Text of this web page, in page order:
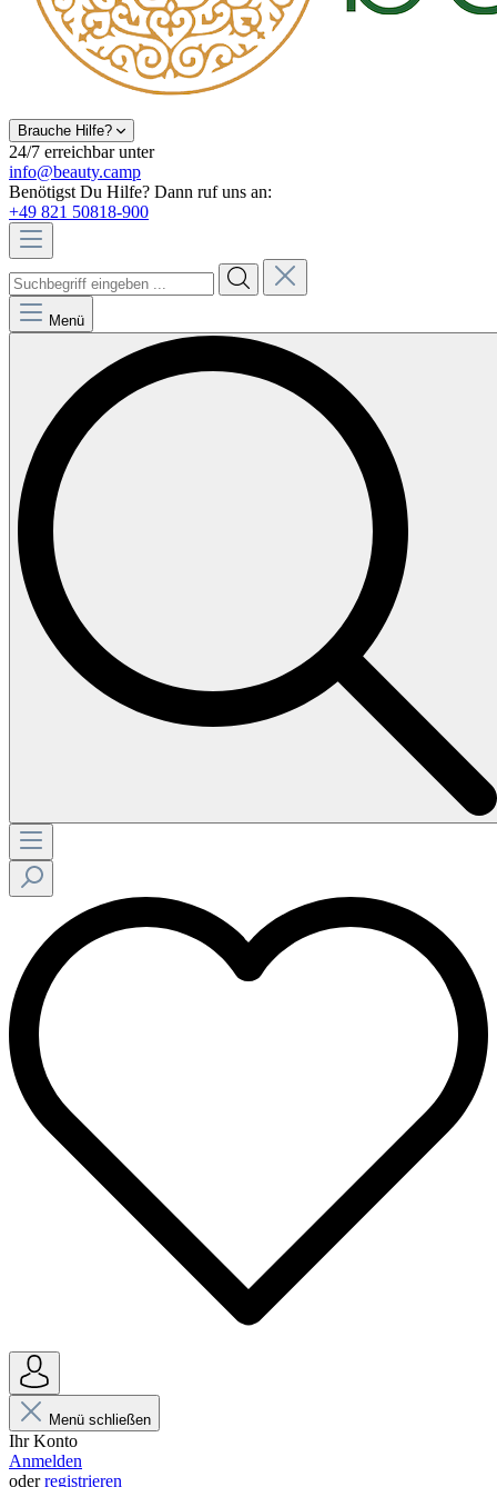
Brauche Hilfe?
24/7 erreichbar unter
info@beauty.camp
Benötigst Du Hilfe? Dann ruf uns an:
+49 821 50818-900
Menü
Menü schließen
Ihr Konto
Anmelden
oderregistrieren